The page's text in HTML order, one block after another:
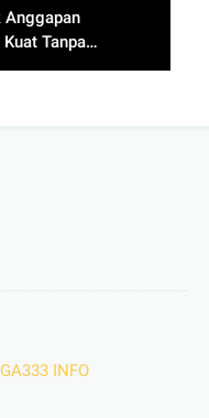
Anggapan
Tanpa
Tim Berposisi
INFO